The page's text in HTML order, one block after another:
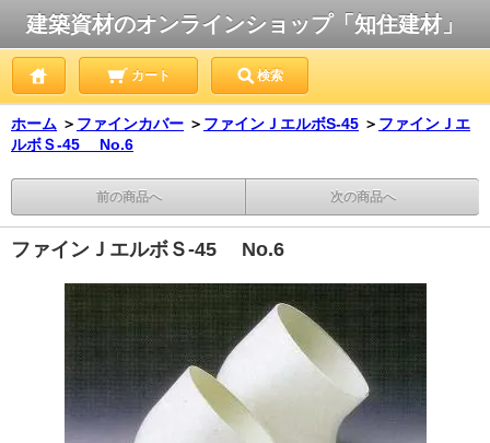
建築資材のオンラインショップ「知住建材」
カート 検索
ホーム ＞ ファインカバー ＞ ファインＪエルボS-45 ＞ ファインＪエ
ルボＳ-45 No.6
前の商品へ 次の商品へ
ファインＪエルボＳ-45 No.6